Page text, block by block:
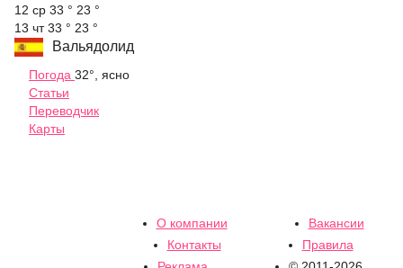
12 ср 33 ° 23 °
13 чт33 ° 23 °
Вальядолид
Погода 32°, ясно
Статьи
Переводчик
Карты
О компании
Вакансии
Контакты
Правила